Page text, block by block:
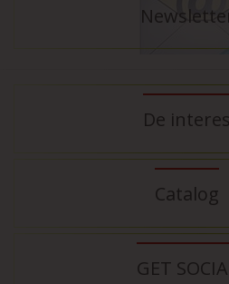
De interes
Catalog
GET